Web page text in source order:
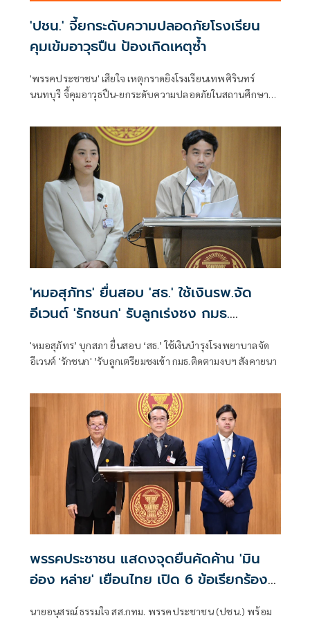
'ปชน.' จี้ยกระดับความปลอดภัยโรงเรียน
คุมเข้มอาวุธปืน ป้องเกิดเหตุซ้ำ
'พรรคประชาชน' เสียใจ เหตุกราดยิงโรงเรียนเทพศิรินทร์
นนทบุรี จี้คุมอาวุธปืน-ยกระดับความปลอดภัยในสถานศึกษา
'หมอสุภัทร' ยื่นสอบ 'สธ.' ใช้เงินรพ.จัด
อีเวนต์ 'รักชนก' รับลูกเร่งชง กมธ.
'หมอสุภัทร’ บุกสภา ยื่นสอบ ‘สธ.’ ใช้เงินบำรุงโรงพยาบาลจัด
อีเวนต์ 'รักชนก' ’รับลูกเตรียมชงเข้า กมธ.ติดตามงบฯ สังคายนา
พรรคประชาชน แสดงจุดยืนคัดค้าน 'มิน
อ่อง หล่าย' เยือนไทย เปิด 6 ข้อเรียกร้อง
นายอนุสรณ์ ธรรมใจ สส.กทม. พรรคประชาชน (ปชน.) พร้อม